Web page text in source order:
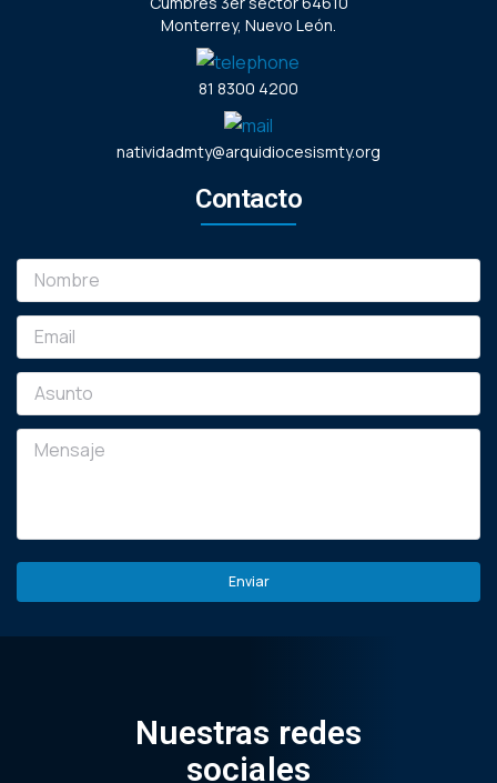
Monterrey, Nuevo León.
81 8300 4200
natividadmty@arquidiocesismty.org
Contacto
Nuestras redes
sociales